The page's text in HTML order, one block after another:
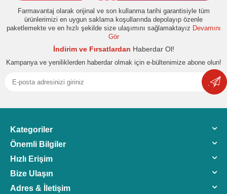
Farmavantaj olarak orijinal ve son kullanma tarihi garantisiyle tüm
ürünlerimizi en uygun saklama koşullarında depolayıp özenle
paketlemekte ve en hızlı şekilde size ulaşımını sağlamaktayız Devamını
Gör
İndirim ve Fırsatlardan Haberdar Ol!
Kampanya ve yeniliklerden haberdar olmak için e-bültenimize abone olun!
Kategoriler
Önemli Bilgiler
Hızlı Erişim
Bize Ulaşın
Adres & İletişim